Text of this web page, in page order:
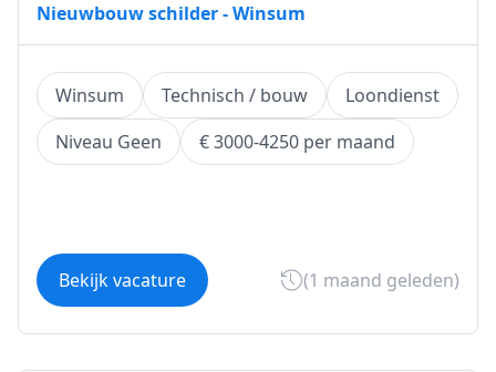
Nieuwbouw schilder - Winsum
Winsum Technisch / bouw
Loondienst
Niveau Geen
€ 3000-4250 per maand
Bekijk vacature (1 maand geleden)